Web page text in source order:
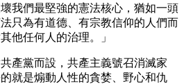
我們最堅強的憲法核心，猶如一頭
只為有道德、有宗教信仰的人們而
他任何人的治理。」
產黨而設，共產主義號召消滅家
就是煽動人性的貪婪、野心和仇